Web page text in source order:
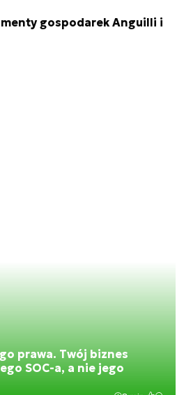
gospodarek Anguilli i
prawa. Twój biznes
SOC-a, a nie jego